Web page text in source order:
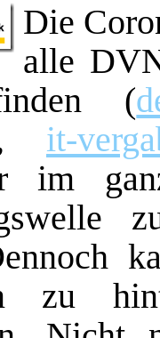
Die
alle
(
it-
im
zu